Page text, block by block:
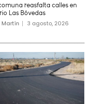
reasfalta calles en
Las Bóvedas
Martín 3 agosto, 2026